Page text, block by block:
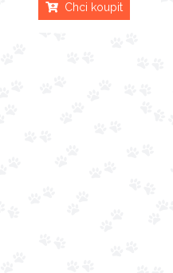
Chci koupit